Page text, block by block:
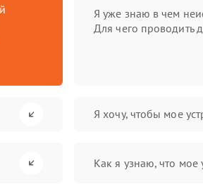
Я уже знаю в чем
Для чего проводить
Я хочу, чтобы мое
Как я узнаю, что мое